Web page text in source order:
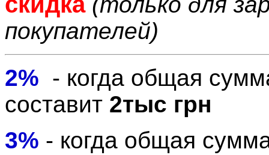
покупателей)
2% - когда общая
составит 2тыс грн
3% - когда общая